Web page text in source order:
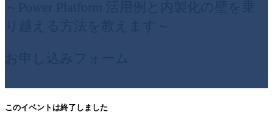
このイベントは終了しました